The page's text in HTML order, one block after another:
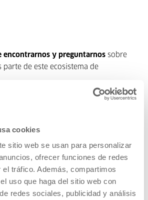
cookies
sitio web se usan para personalizar
ofrecer funciones de redes
tráfico. Además, compartimos
uso que haga del sitio web con
redes sociales, publicidad y análisis
encontrarnos y preguntarnos sobre
parte de este ecosistema de
“¿De qué va esto de la
Un panorama ilustrativo de
prácticos en el Estado español